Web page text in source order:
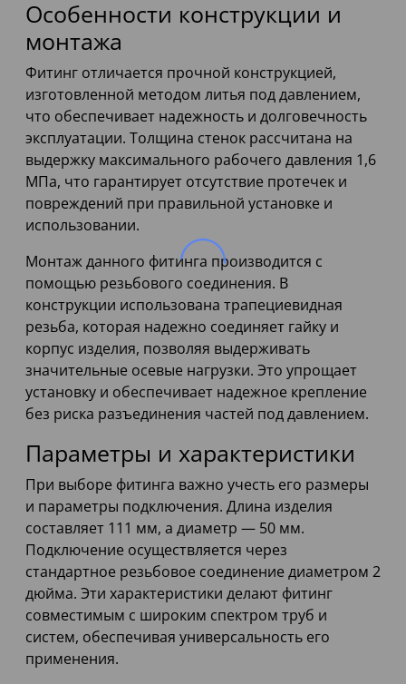
Особенности конструкции и
монтажа
Фитинг отличается прочной конструкцией,
изготовленной методом литья под давлением,
что обеспечивает надежность и долговечность
эксплуатации. Толщина стенок рассчитана на
выдержку максимального рабочего давления 1,6
МПа, что гарантирует отсутствие протечек и
повреждений при правильной установке и
использовании.
Монтаж данного фитинга производится с
помощью резьбового соединения. В
конструкции использована трапециевидная
резьба, которая надежно соединяет гайку и
корпус изделия, позволяя выдерживать
значительные осевые нагрузки. Это упрощает
установку и обеспечивает надежное крепление
без риска разъединения частей под давлением.
Параметры и характеристики
При выборе фитинга важно учесть его размеры
и параметры подключения. Длина изделия
составляет 111 мм, а диаметр — 50 мм.
Подключение осуществляется через
стандартное резьбовое соединение диаметром 2
дюйма. Эти характеристики делают фитинг
совместимым с широким спектром труб и
систем, обеспечивая универсальность его
применения.